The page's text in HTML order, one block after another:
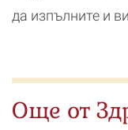
да изпълните и
Още от